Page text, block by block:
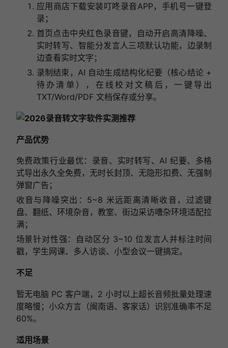
应用商店下载安装叮咚录音APP，手机号一键登
录；
首页点击中央红色录音键，自动开启高清降噪、
实时转写、智能分发言人三项默认功能，边录制
边查看实时文字；
录制结束，AI 自动生成结构化纪要（核心结论 +
待办清单），在线校对文稿后，一键导出
TXT/Word/PDF 文档保存或分享。
产品优势
免费政策行业最优：录音、实时转写、AI 纪要、多格
式导出永久全免费，无时长封顶、无隐形扣费、无强制
弹窗广告；
收音与降噪突出：5~8 米远距离清晰收音，过滤键
盘、翻纸、环境杂音，教室、街边采访嘈杂环境适配拉
满；
场景针对性强：自动区分 3~10 位发言人并标注时间
戳，学生网课、多人访谈、小型会议一键搞定。
不足
暂无电脑 PC 客户端，2 小时以上超长音频批量处理速
度略慢；小众方言（闽南语、客家话）识别准确率不足
60%。
适用场景